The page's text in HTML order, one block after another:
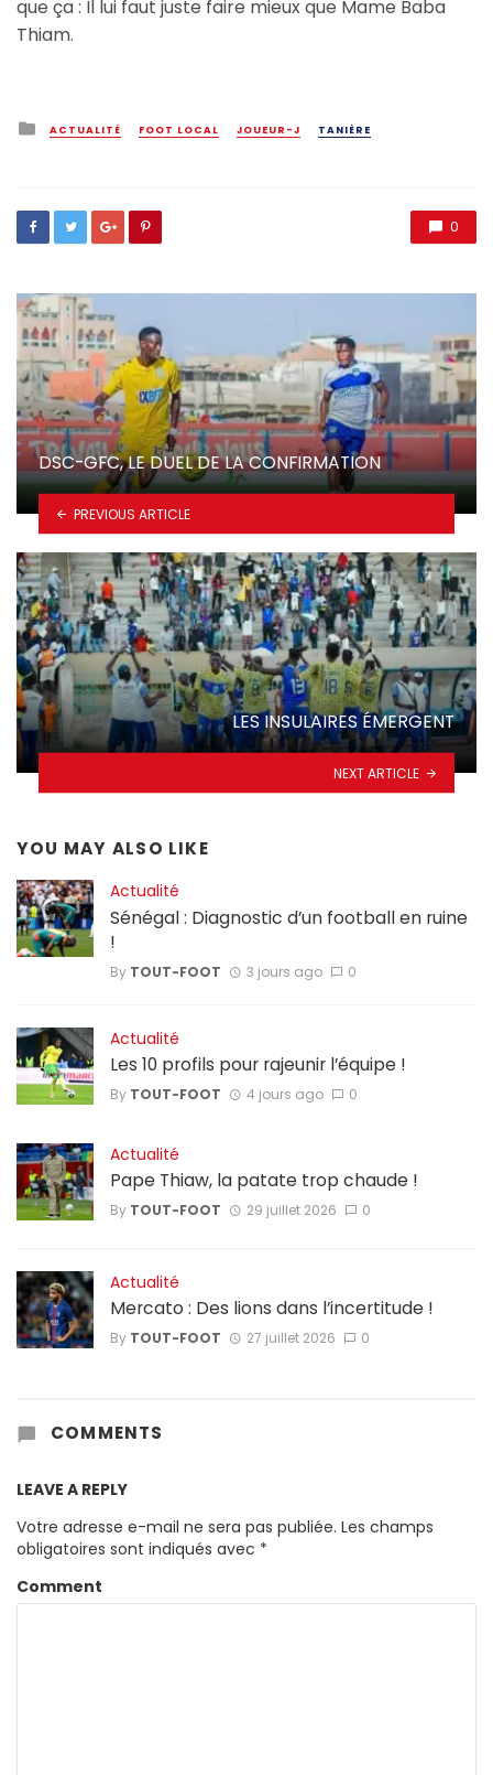
que ça : Il lui faut juste faire mieux que Mame Baba
Thiam.
Posted
in
ACTUALITÉ FOOT LOCAL JOUEUR-J TANIÈRE
0
DSC-GFC, LE DUEL DE LA CONFIRMATION
PREVIOUS ARTICLE
LES INSULAIRES ÉMERGENT
NEXT ARTICLE
YOU MAY ALSO LIKE
Actualité
Sénégal : Diagnostic d’un football en ruine
!
By TOUT-FOOT 3 jours ago 0
Actualité
Les 10 profils pour rajeunir l’équipe !
By TOUT-FOOT 4 jours ago 0
Actualité
Pape Thiaw, la patate trop chaude !
By TOUT-FOOT 29 juillet 2026 0
Actualité
Mercato : Des lions dans l’incertitude !
By TOUT-FOOT 27 juillet 2026 0
COMMENTS
LEAVE A REPLY
Votre adresse e-mail ne sera pas publiée. Les champs
obligatoires sont indiqués avec *
Comment